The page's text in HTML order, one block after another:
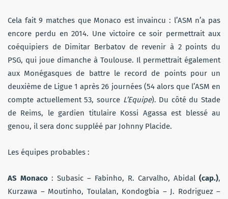
Cela fait 9 matches que Monaco est invaincu : l’ASM n’a pas
encore perdu en 2014. Une victoire ce soir permettrait aux
coéquipiers de Dimitar Berbatov de revenir à 2 points du
PSG, qui joue dimanche à Toulouse. Il permettrait également
aux Monégasques de battre le record de points pour un
deuxième de Ligue 1 après 26 journées (54 alors que l’ASM en
compte actuellement 53, source L’Equipe). Du côté du Stade
de Reims, le gardien titulaire Kossi Agassa est blessé au
genou, il sera donc suppléé par Johnny Placide.
Les équipes probables :
AS Monaco : Subasic – Fabinho, R. Carvalho, Abidal (cap.),
Kurzawa – Moutinho, Toulalan, Kondogbia – J. Rodriguez –